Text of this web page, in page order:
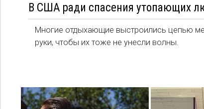
В США ради спасения утопающих
Многие отдыхающие выстроились цепью
руки, чтобы их тоже не унесли волны.